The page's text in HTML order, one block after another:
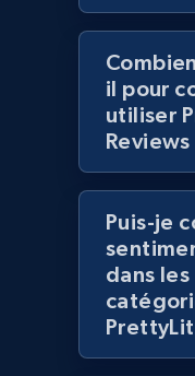
Lazada - Products
URL, Title, Rating,
price, Currency,
988+
Lazada -
keyword
URL, Title, Rating,
il pour
utiliser
Reviews
Puis-je
dans